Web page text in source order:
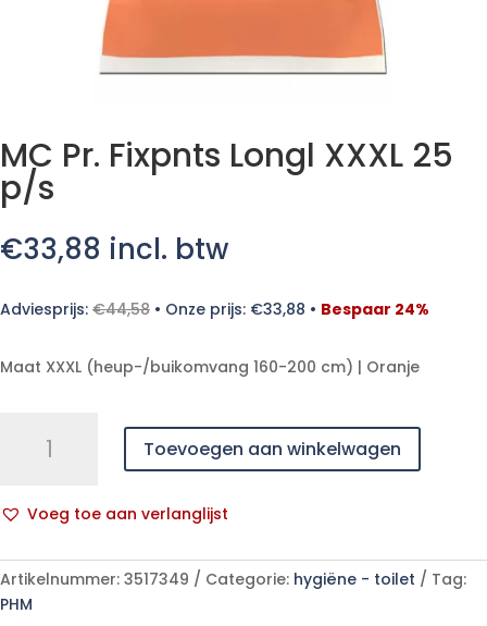
MC Pr. Fixpnts Longl XXXL 25
p/s
€33,88 incl. btw
Adviesprijs: €44,58 • Onze prijs: €33,88 • Bespaar 24%
Maat XXXL (heup-/buikomvang 160-200 cm) | Oranje
XXXL
p/s
aantal
Toevoegen aan winkelwagen
Voeg toe aan verlanglijst
l
t
e
Artikelnummer: 3517349 Categorie: hygiëne - toilet
Tag:
PHM